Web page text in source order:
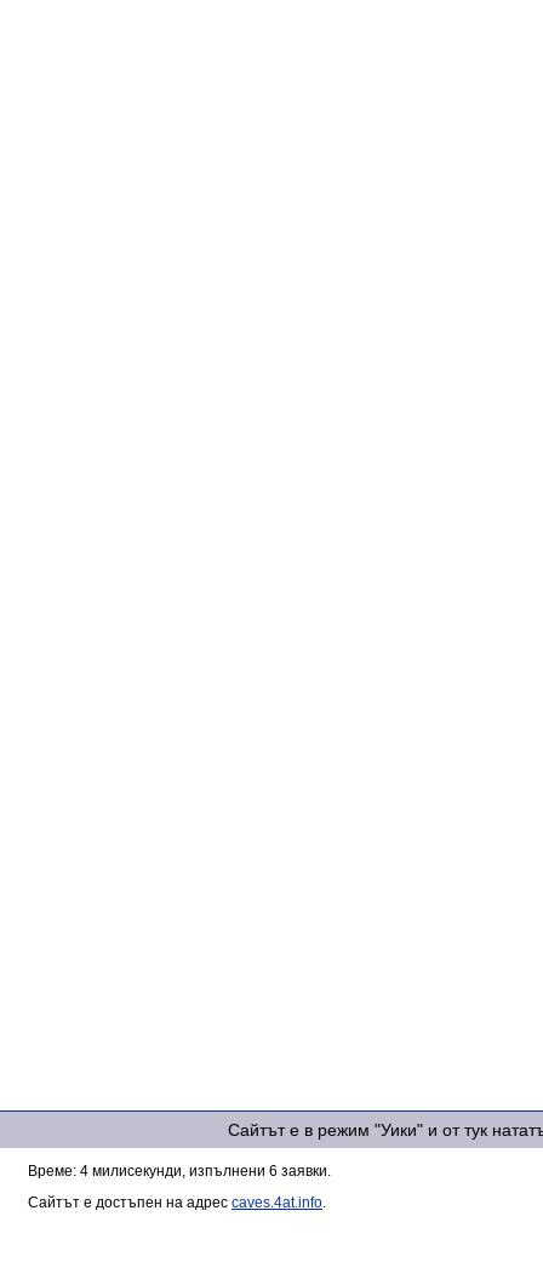
Сайтът е в режим "Уики" и от тук
Време: 4 милисекунди, изпълнени 6 заявки.
Сайтът е достъпен на адрес caves.4at.info.